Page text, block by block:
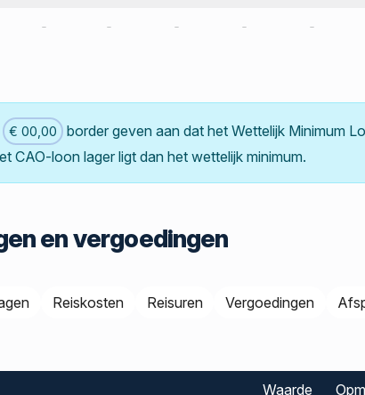
- - - - -
€ 00,00 border geven aan dat het Wettelijk Minimum
CAO-loon lager ligt dan het wettelijk minimum.
en vergoedingen
Reiskosten Reisuren Vergoedingen
Waarde